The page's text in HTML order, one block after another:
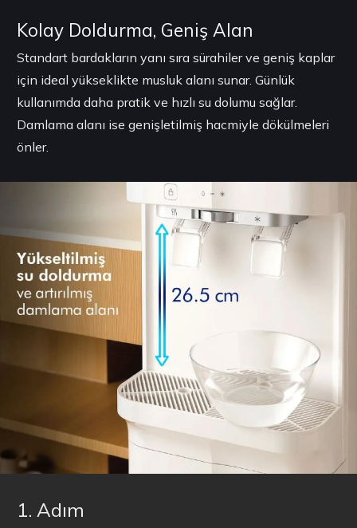
Kolay Doldurma, Geniş Alan
Standart bardakların yanı sıra sürahiler ve geniş kaplar
için ideal yükseklikte musluk alanı sunar. Günlük
kullanımda daha pratik ve hızlı su dolumu sağlar.
Damlama alanı ise genişletilmiş hacmiyle dökülmeleri
önler.
1. Adım